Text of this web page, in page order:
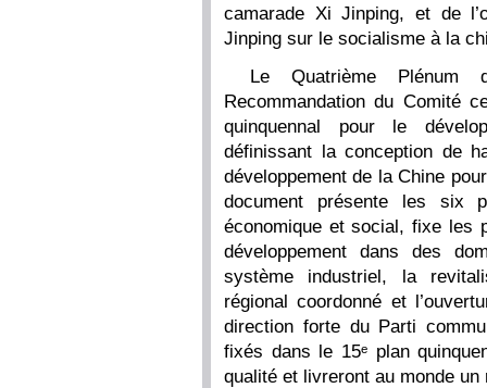
camarade Xi Jinping, et de
Jinping sur le socialisme à la
Le Quatrième
Recommandation du Comité
quinquennal pour le
définissant la conception de
développement de la Chine
document présente les six
économique et social, fixe les
développement dans des
système industriel, la
régional coordonné et
direction forte du Parti
fixés dans le 15ᵉ plan
qualité et livreront au monde